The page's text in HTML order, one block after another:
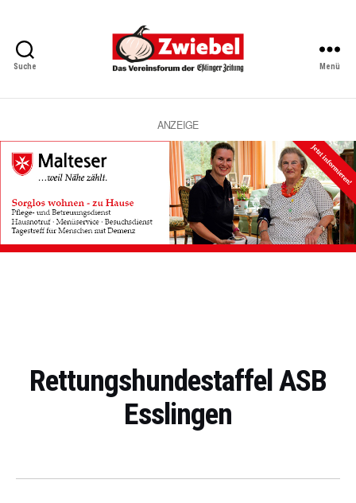
Suche
Vereinsforum
Eßlinger
Zeitung
Menü
ANZEIGE
Rettungshundestaffel ASB
Esslingen